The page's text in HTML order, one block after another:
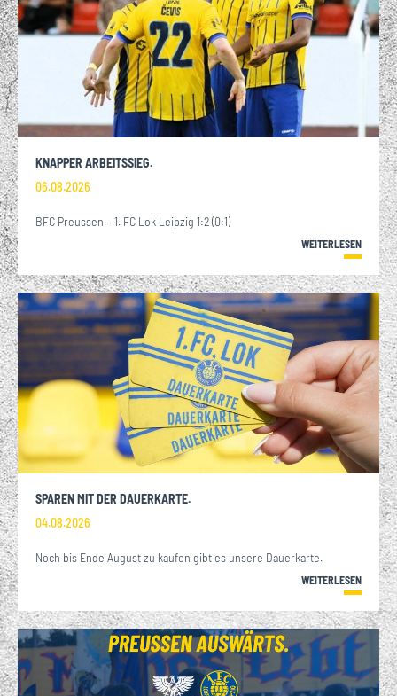
KNAPPER ARBEITSSIEG.
06.08.2026
BFC Preussen – 1. FC Lok Leipzig 1:2 (0:1)
WEITERLESEN
SPAREN MIT DER DAUERKARTE.
04.08.2026
Noch bis Ende August zu kaufen gibt es unsere Dauerkarte.
WEITERLESEN